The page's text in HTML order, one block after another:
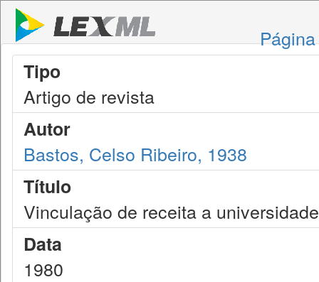
Tipo
Artigo de revista
Autor
Bastos, Celso Ribeiro, 1938
Título
Vinculação de receita a
Data
1980